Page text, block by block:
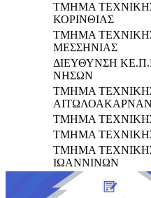
ΤΜΗΜΑ
ΚΟΡΙΝΘΙΑΣ
ΤΜΗΜΑ
ΜΕΣΣΗΝΙΑΣ
ΔΙΕΥΘΥΝΣΗ
ΝΗΣΩΝ
ΤΜΗΜΑ
ΤΜΗΜΑ
ΤΜΗΜΑ
ΤΜΗΜΑ
ΙΩΑΝΝΙΝΩΝ